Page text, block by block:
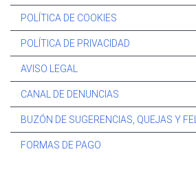
POLÍTICA DE COOKIES
POLÍTICA DE PRIVACIDAD
AVISO LEGAL
CANAL DE DENUNCIAS
BUZÓN DE SUGERENCIAS, QUEJAS Y
FORMAS DE PAGO